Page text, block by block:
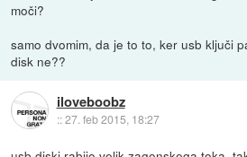
moči?
samo dvomim, da je to to, ker usb ključi
disk ne??
iloveboobz
::27. feb 2015, 18:27